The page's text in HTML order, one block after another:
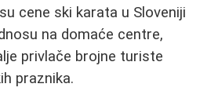
cene ski karata u Sloveniji
na domaće centre,
privlače brojne turiste
praznika.